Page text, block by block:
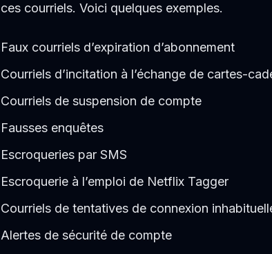
ces courriels. Voici quelques exemples.‍
Faux courriels d’expiration d’abonnement
Courriels d’incitation à l’échange de cartes-
Courriels de suspension de compte
Fausses enquêtes
Escroqueries par SMS
Escroquerie à l’emploi de Netflix Tagger
Courriels de tentatives de connexion
Alertes de sécurité de compte